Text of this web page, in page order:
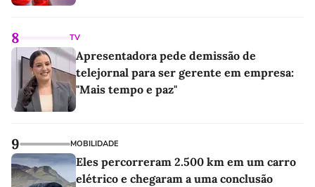
8 TV
Apresentadora pede demissão de
telejornal para ser gerente em empresa:
"Mais tempo e paz"
9 MOBILIDADE
Eles percorreram 2.500 km em um carro
elétrico e chegaram a uma conclusão